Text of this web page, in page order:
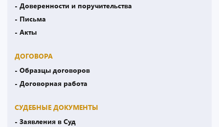
- Доверенности и поручительства
- Письма
- Акты
ДОГОВОРА
- Образцы договоров
- Договорная работа
СУДЕБНЫЕ ДОКУМЕНТЫ
- Заявления в Суд